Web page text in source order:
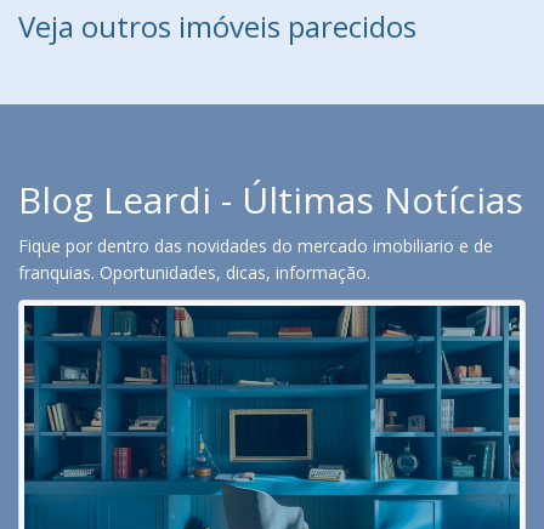
Veja outros imóveis parecidos
Blog Leardi - Últimas Notícias
Fique por dentro das novidades do mercado imobiliario e de
franquias. Oportunidades, dicas, informação.